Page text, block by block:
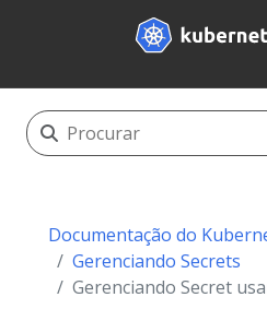
Documentação do
Gerenciando Secrets
Gerenciando Secret